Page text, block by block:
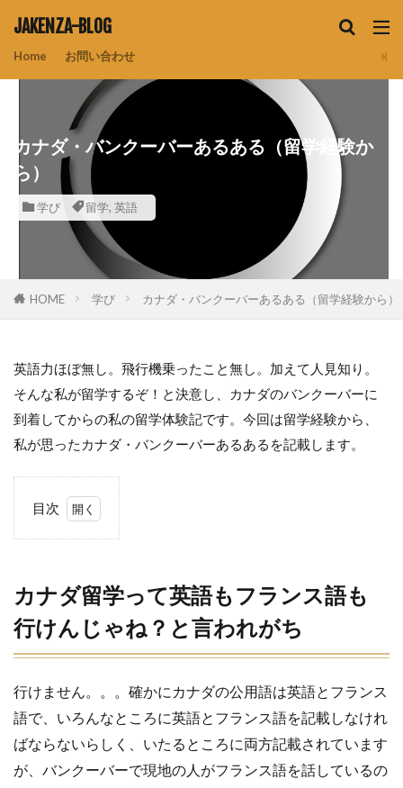
JAKENZA-BLOG
Home お問い合わせ
カナダ・バンクーバーあるある（留学経験か
ら）
学び 留学, 英語
HOME 学び カナダ・バンクーバーあるある（留学経験から）
英語力ほぼ無し。飛行機乗ったこと無し。加えて人見知り。
そんな私が留学するぞ！と決意し、カナダのバンクーバーに
到着してからの私の留学体験記です。今回は留学経験から、
私が思ったカナダ・バンクーバーあるあるを記載します。
目次
学っ
て英
語も
フラ
ンス
行け
んじ
ゃ
ね？
と言
われ
カナダ留学って英語もフランス語も
行けんじゃね？と言われがち
行けません。。。確かにカナダの公用語は英語とフランス
語で、いろんなところに英語とフランス語を記載しなけれ
ばならないらしく、いたるところに両方記載されています
が、バンクーバーで現地の人がフランス語を話しているの